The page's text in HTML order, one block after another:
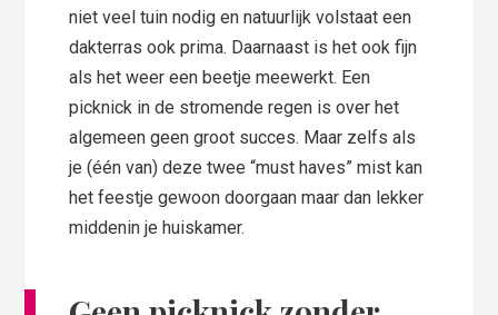
niet veel tuin nodig en natuurlijk volstaat een
dakterras ook prima. Daarnaast is het ook fijn
als het weer een beetje meewerkt. Een
picknick in de stromende regen is over het
algemeen geen groot succes. Maar zelfs als
je (één van) deze twee “must haves” mist kan
het feestje gewoon doorgaan maar dan lekker
middenin je huiskamer.